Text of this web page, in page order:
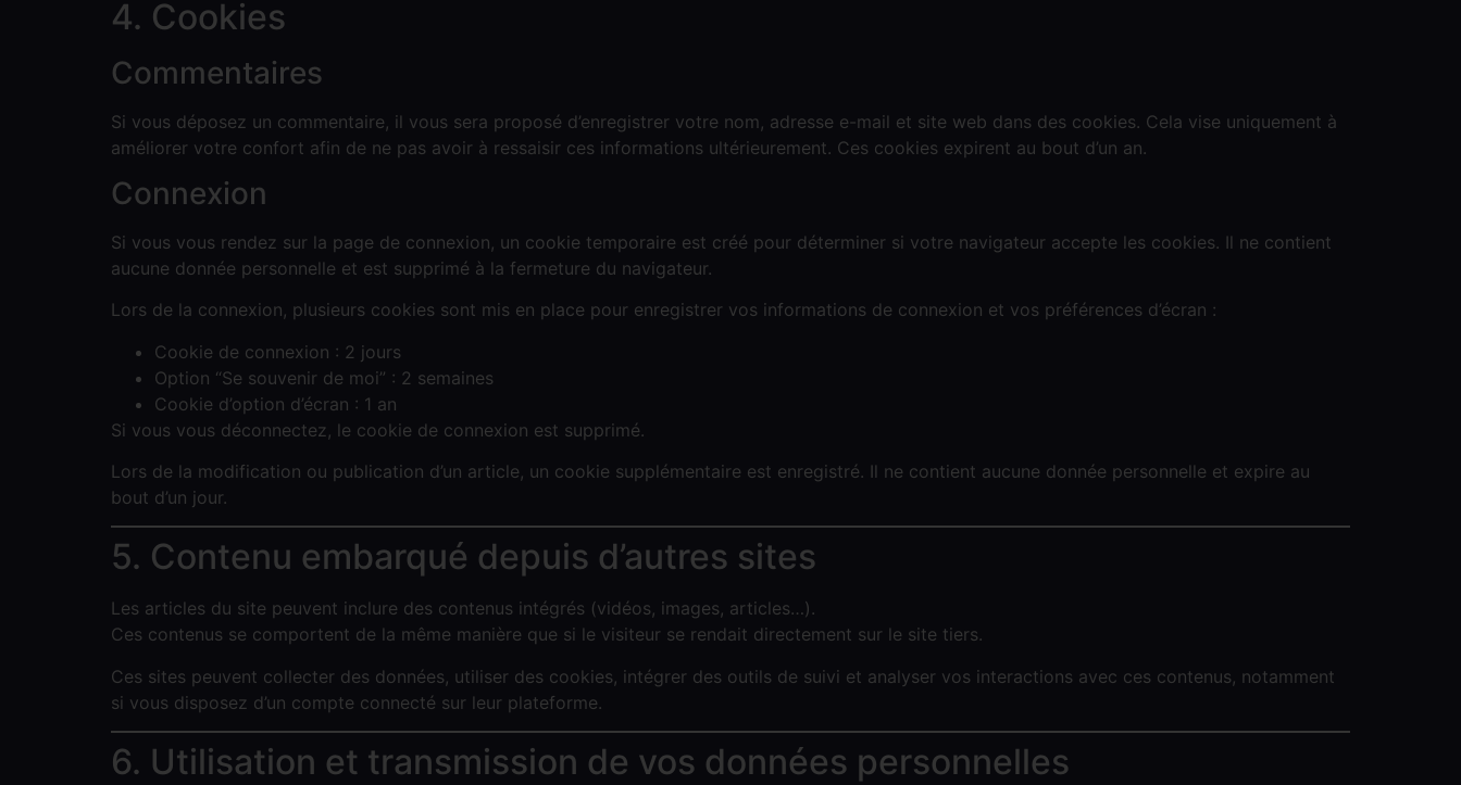
4. Cookies
Commentaires
Si vous déposez un commentaire, il vous sera proposé d’enregistrer votre nom, adresse e-mail et site web dans des cookies. Cela vise uniquement à
améliorer votre confort afin de ne pas avoir à ressaisir ces informations ultérieurement. Ces cookies expirent au bout d’un an.
Connexion
Si vous vous rendez sur la page de connexion, un cookie temporaire est créé pour déterminer si votre navigateur accepte les cookies. Il ne contient
aucune donnée personnelle et est supprimé à la fermeture du navigateur.
Lors de la connexion, plusieurs cookies sont mis en place pour enregistrer vos informations de connexion et vos préférences d’écran :
Cookie de connexion : 2 jours
Option “Se souvenir de moi” : 2 semaines
Cookie d’option d’écran : 1 an
Si vous vous déconnectez, le cookie de connexion est supprimé.
Lors de la modification ou publication d’un article, un cookie supplémentaire est enregistré. Il ne contient aucune donnée personnelle et expire au
bout d’un jour.
5. Contenu embarqué depuis d’autres sites
Les articles du site peuvent inclure des contenus intégrés (vidéos, images, articles…).
Ces contenus se comportent de la même manière que si le visiteur se rendait directement sur le site tiers.
Ces sites peuvent collecter des données, utiliser des cookies, intégrer des outils de suivi et analyser vos interactions avec ces contenus, notamment
si vous disposez d’un compte connecté sur leur plateforme.
6. Utilisation et transmission de vos données personnelles